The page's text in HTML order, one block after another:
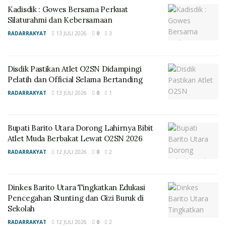
Ditemui terpisah, Kepala Desa Lemo II Kecamatan
Teweh Tengah Kabupaten Barito Utara, Hj Elly
Sukaisih menyampaikan ucapan terima kasih kepada
piagam penghargaan dan lencana dari Kemendes
PDTT.
Desa Membangun (IDM) tahun 2022 berstatus Desa
Mandiri yang diserahkan Wakil Bupati Sugianto Panala
Putra,” kata Kepala Desa Lemo II, Hj Elly Sukaisih, Senin
Dirinya juga menyampaikan ucapan terima kasih
kepada kepala desa terdahulu atas kerja kerasnya
sehingga Desa Lemo II pada hari ini menerima piagam
Kadisdik : Gowes Bersama Perkuat
Silaturahmi dan Kebersamaan
RADARRAKYAT 13 JULI 2026 0 3
Disdik Pastikan Atlet O2SN Didampingi
Pelatih dan Official Selama Bertanding
RADARRAKYAT 13 JULI 2026 0 1
Bupati Barito Utara Dorong Lahirnya Bibit
Atlet Muda Berbakat Lewat O2SN 2026
RADARRAKYAT 12 JULI 2026 0 2
Dinkes Barito Utara Tingkatkan Edukasi
Pencegahan Stunting dan Gizi Buruk di
Sekolah
RADARRAKYAT 12 JULI 2026 0 2